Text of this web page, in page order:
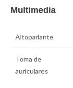
Multimedia
Altoparlante
Toma de
auriculares